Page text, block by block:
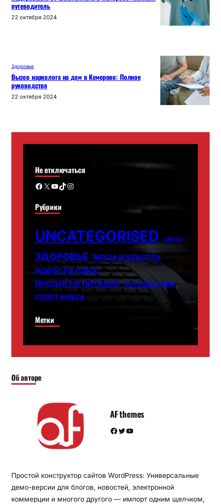
путеводитель
22 октября 2024
Здоровье
Вызов нарколога на дом в Кемерово: Полное
руководство
22 октября 2024
Не отключаться
Facebook X YouTube TikTok Instagram
Рубрики
UNCATEGORISED ДИЕТЫ
ЗДОРОВЬЕ МОДА И КРАСОТА
НОВОСТИ ПЛЮС
ПРОДУКТЫ ПИТАНИЯ ПУТЕШЕСТВИЯ
СПОРТ И ЙОГА
Метки
Об авторе
AF themes
Facebook Twitter YouTube
Простой конструктор сайтов WordPress: Универсальные
демо-версии для блогов, новостей, электронной
коммерции и многого другого — импорт одним щелчком,